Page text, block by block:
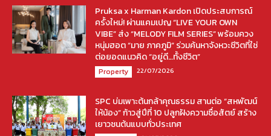
Pruksa x Harman Kardon เปิดประสบการณ์
ครั้งใหม่! ผ่านแคมเปญ “LIVE YOUR OWN
VIBE” ส่ง “MELODY FILM SERIES” พร้อมควง
หนุ่มฮอต “มาย ภาคภูมิ” ร่วมค้นหาจังหวะชีวิตที่ใช่
ต่อยอดแนวคิด “อยู่ดี…ทั้งชีวิต”
Property 22/07/2026
SPC บ่มเพาะต้นกล้าคุณธรรม สานต่อ “สหพัฒน์
ให้น้อง” ก้าวสู่ปีที่ 10 ปลูกฝังความซื่อสัตย์ สร้าง
เยาวชนต้นแบบทั่วประเทศ